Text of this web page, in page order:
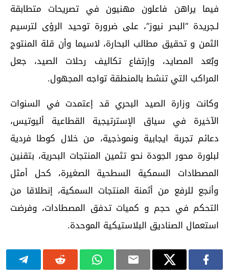
فيما يراهن فاعلون مهنيون في تصريحات متطابقة
لـجريدة “البحر نيوز“، على ضرورة توحيد الرؤى لترسيم
الثمن و تحقيق مطالب البحارة، لاسيما وأن قلة المنتوج
وبٌعد المصايد، وإرتفاع تكاليف رحلات الصيد، جعل
المراكب التي تنشط بالمنطقة تواجه المجهول.
وكانت وزارة الصيد البحري قد إعتمدت في السنوات
الآخيرة في سياق الإسترتيجية القطاعية أليوتيس،
دعائم تجربة ايجابية ونموذجية، من خلال كوطا فردية
لبلورة محور الجودة نحو تثمين المنتجات البحرية، بتقنين
المصطادات السمكية السطحية الصغيرة، كحل أمثل
وأنجع للرفع من أثمنة المنتجات السمكية، إنطلاقا من
التحكم في حجم و كميات تدفق المصطادات، وفرضت
استعمال الصناديق البلاستيكية الموحدة.